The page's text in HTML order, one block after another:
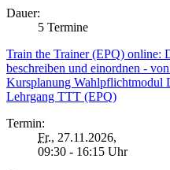
Dauer:
5 Termine
Train the Trainer (EPQ) online:
beschreiben und einordnen -
Kursplanung Wahlpflichtmodul
Lehrgang TTT (EPQ)
Termin:
Fr., 27.11.2026,
09:30 - 16:15 Uhr